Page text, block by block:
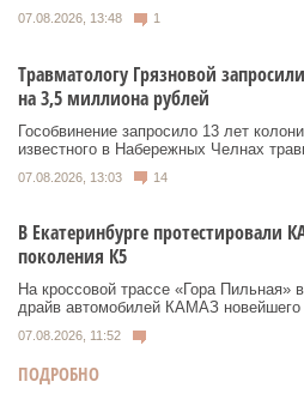
07.08.2026, 13:48 1
Травматологу Грязновой
на 3,5 миллиона рублей
Гособвинение запросило 13 лет
известного в Набережных Челнах
07.08.2026, 13:03 14
В Екатеринбурге протестировали
поколения К5
На кроссовой трассе «Гора Пильная»
драйв автомобилей КАМАЗ новейшего
07.08.2026, 11:52
ПОДРОБНО